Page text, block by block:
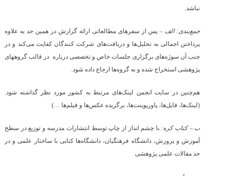
نباشد.
جمع‌بندی: الف –پس از سفرهای مطالعاتی ارائه گزارش در همین حد به علاوه
پرداختن اجمالی به تحلیل‌ها و دریافت‌های شرکت کنندگان کفایت می‌کند و در
جنب آن سوژه‌های برگزاری جلسات خاص و تخصصی درباره در قالب گروههای
پژوهشی استخراج شده و به گروه‌ها ارجاع داده شود.
هم‌چنین در سایت انجمن لینک‌های مرتبط به کشور مورد نظر گذاشته شود.
(لینک‌ها، فایل‌ها، پاورپوینت‌ها، برگزیده عکس‌ها و فیلم‌ها …)
ب – کتاب کره: با چشم انداز از چاپ توسط انتشارات مدرسه و توزیع در سطح
آموزش و پرورش، دانشگاه فرهنگیان، دانشگاه‌ها کتابی با ساختار علمی و در
حد مقالات علمی پژوهشی